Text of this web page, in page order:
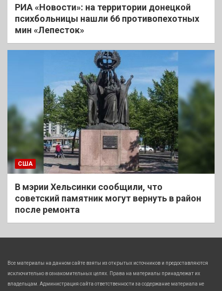
РИА «Новости»: на территории донецкой
психбольницы нашли 66 противопехотных
мин «Лепесток»
США
В мэрии Хельсинки сообщили, что
советский памятник могут вернуть в район
после ремонта
Все материалы на данном сайте взяты из открытых источников и предоставляются
исключительно в ознакомительных целях. Права на материалы принадлежат их
владельцам. Администрация сайта ответственности за содержание материала не